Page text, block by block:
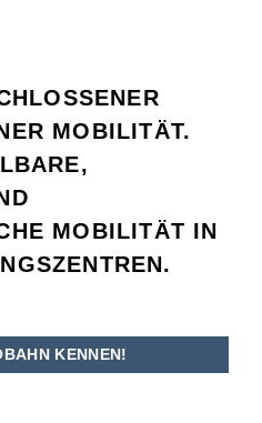
MOBILITÄT.
MOBILITÄT IN
KENNEN!